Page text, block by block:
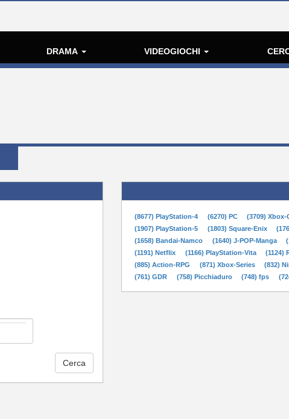
DRAMA VIDEOGIOCHI
Cerca
(8677) PlayStation-4 (6270) PC (3709) Xbox-
(1907) PlayStation-5
(1803) Square-Enix
(1658) Bandai-Namco
(1640) J-POP-Manga
(1191) Netflix
(1166) PlayStation-Vita (1124)
(885) Action-RPG
(871) Xbox-Series (832)
(761) GDR
(758) Picchiaduro (748) fps